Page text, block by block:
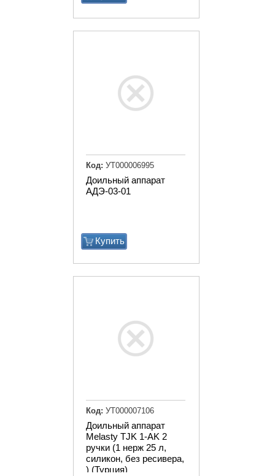
Доильный аппарат
АДЭ-03-01
Купить
Код: УТ000006995
Доильный аппарат
Melasty TJK 1-AK 2
ручки (1 нерж 25 л,
силикон, без ресивера,
) (Турция)
Код: УТ000007106